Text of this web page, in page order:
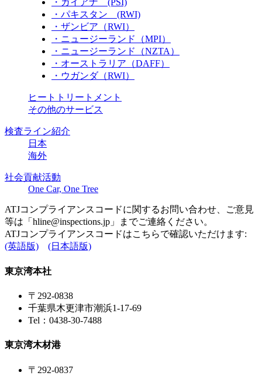
・ガイアナ (PSI)
・パキスタン (RWI)
・ザンビア（RWI）
・ニュージーランド（MPI）
・ニュージーランド（NZTA）
・オーストラリア（DAFF）
・ウガンダ（RWI）
ヒートトリートメント
その他のサービス
検査ライン紹介
日本
海外
社会貢献活動
One Car, One Tree
ATJコンプライアンスコードに関するお問い合わせ、ご意見
等は「 hline@inspections.jp 」までご連絡ください。
ATJコンプライアンスコードはこちらで確認いただけます:
(英語版)
(日本語版)
東京湾本社
〒292-0838
千葉県木更津市潮浜1-17-69
Tel：0438-30-7488
東京湾木材港
〒292-0837